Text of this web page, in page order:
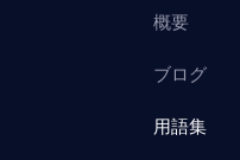
概要
ブログ
用語集